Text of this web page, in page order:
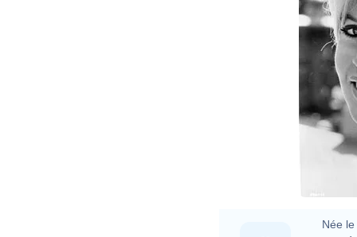
Née le